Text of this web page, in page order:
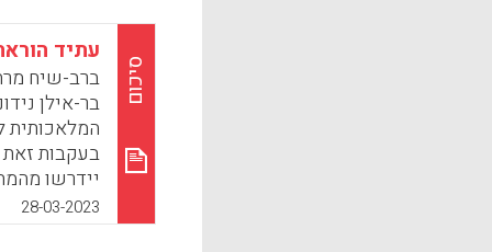
להתנסות
סיכום
עתיד
ברב-שיח
בר-אילן
המלאכותית
בעקבות זאת
יידרשו
המלאכותית
לשאלות
28-03-2023